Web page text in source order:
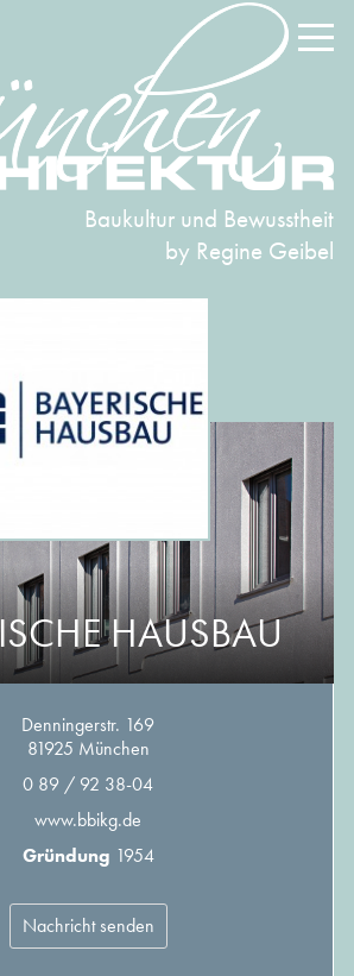
Baukultur und Bewusstheit
by Regine Geibel
HAUSBAU
Denningerstr. 169
81925 München
0 89 / 92 38-04
www.bbikg.de
Gründung 1954
Nachricht senden